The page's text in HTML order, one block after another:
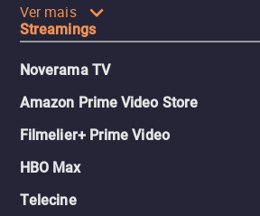
Ver mais
Streamings
Noverama TV
Amazon Prime Video Store
Filmelier+ Prime Video
HBO Max
Telecine